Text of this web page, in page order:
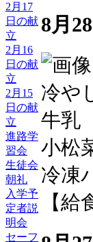
2月17
日の献
立
2月16
日の献
立
2月15
日の献
立
進路学
習会
生徒会
朝礼
入学予
定者説
明会
セーフ
8月
冷や
牛乳
小松
冷凍
【給